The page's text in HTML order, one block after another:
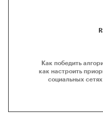
Как победить
как настроить
социальных